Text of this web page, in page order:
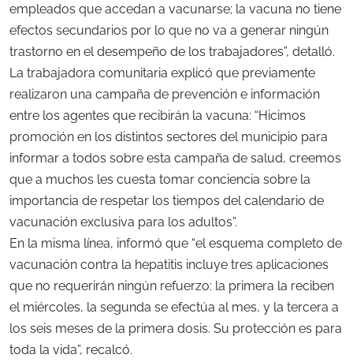
empleados que accedan a vacunarse; la vacuna no tiene
efectos secundarios por lo que no va a generar ningún
trastorno en el desempeño de los trabajadores”, detalló.
La trabajadora comunitaria explicó que previamente
realizaron una campaña de prevención e información
entre los agentes que recibirán la vacuna: “Hicimos
promoción en los distintos sectores del municipio para
informar a todos sobre esta campaña de salud, creemos
que a muchos les cuesta tomar conciencia sobre la
importancia de respetar los tiempos del calendario de
vacunación exclusiva para los adultos”.
En la misma línea, informó que “el esquema completo de
vacunación contra la hepatitis incluye tres aplicaciones
que no requerirán ningún refuerzo: la primera la reciben
el miércoles, la segunda se efectúa al mes, y la tercera a
los seis meses de la primera dosis. Su protección es para
toda la vida”, recalcó.